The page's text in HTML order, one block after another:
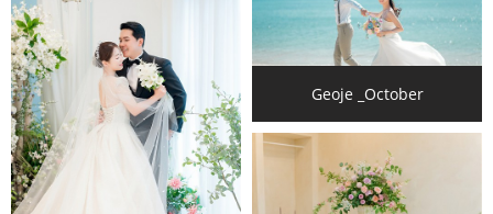
Geoje _October